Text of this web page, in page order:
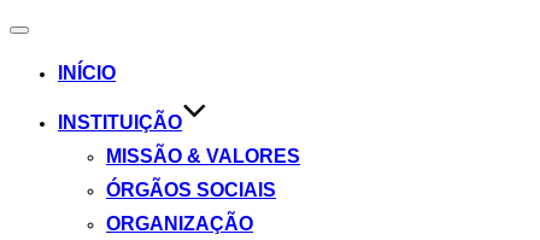
Toggle
navigation
INÍCIO
INSTITUIÇÃO
MISSÃO & VALORES
ÓRGÃOS SOCIAIS
ORGANIZAÇÃO